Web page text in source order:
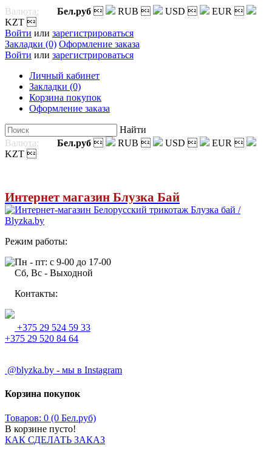
Валюта: Бел.руб  RUB  USD  EUR 
KZT 
Войти или зарегистрироваться
Закладки (0) Оформление заказа
Войти или зарегистрироваться
Личный кабинет
Закладки (0)
Корзина покупок
Оформление заказа
Найти
Валюта:
Бел.руб  RUB  USD  EUR 
KZT 
Интернет магазин Блузка Бай
Режим работы:
Пн - пт: с 9-00 до 17-00
Сб, Вс - Выходной
Контакты:
+375 29 524 59 33
+375 29 520 84 64
@blyzka.by - мы в Instagram
Корзина покупок
Товаров: 0 (0 Бел.руб)
В корзине пусто!
КАК СДЕЛАТЬ ЗАКАЗ